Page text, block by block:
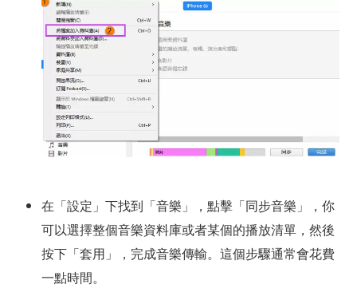
在「設定」下找到「音樂」，點擊「同步音樂」，你
可以選擇整個音樂資料庫或者某個的播放清單，然後
按下「套用」，完成音樂傳輸。這個步驟通常會花費
一點時間。